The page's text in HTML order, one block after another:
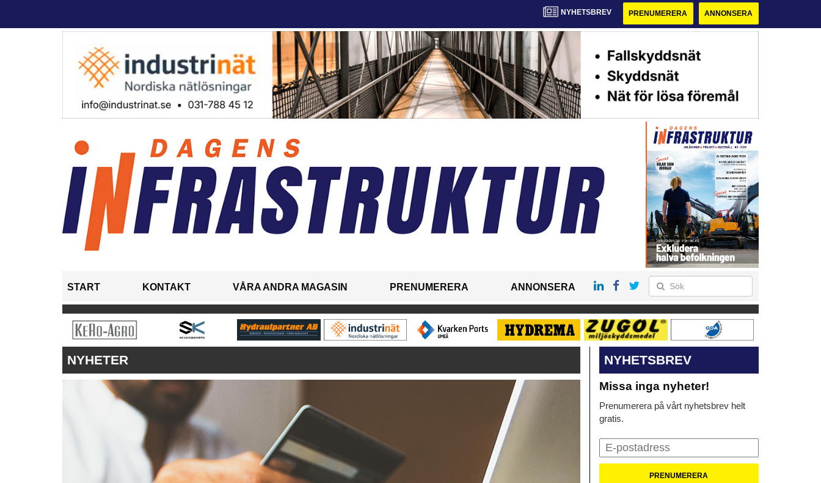
NYHETSBREV PRENUMERERA ANNONSERA
START KONTAKT VÅRA ANDRA MAGASIN PRENUMERERA ANNONSERA
NYHETER NYHETSBREV
Missa inga nyheter!
Prenumerera på vårt nyhetsbrev helt
gratis.